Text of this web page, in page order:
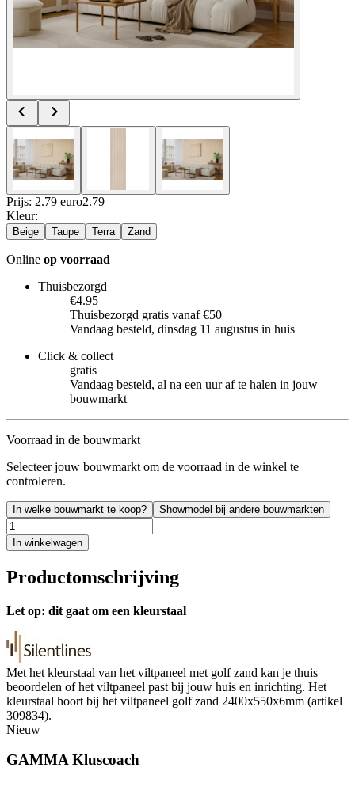
Prijs: 2.79 euro2.79
Kleur:
Beige Taupe Terra Zand
Online op voorraad
Thuisbezorgd
€4.95
Thuisbezorgd gratis vanaf €50
Vandaag besteld, dinsdag 11 augustus in huis
Click & collect
gratis
Vandaag besteld, al na een uur af te halen in jouw
bouwmarkt
Voorraad in de bouwmarkt
Selecteer jouw bouwmarkt om de voorraad in de winkel te
controleren.
In welke bouwmarkt te koop? Showmodel bij andere bouwmarkten
In winkelwagen
Productomschrijving
Let op: dit gaat om een kleurstaal
Met het kleurstaal van het viltpaneel met golf zand kan je thuis
beoordelen of het viltpaneel past bij jouw huis en inrichting. Het
kleurstaal hoort bij het viltpaneel golf zand 2400x550x6mm (artikel
309834).
Nieuw
GAMMA Kluscoach